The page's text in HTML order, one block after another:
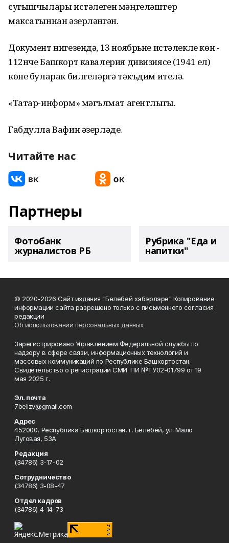
сугышчылары истәлеген мәңгеләштерү
максатыннан әзерләнгән.
Документ нигезендә, 13 ноябрьне истәлекле көн -
112нче Башкорт кавалерия дивизиясе (1941 ел)
көне буларак билгеләргә тәкъдим ителә.
«Татар-информ» мәгълүмат агентлыгы.
Габдулла Вафин әзерләде.
Читайте нас
Партнеры
Фотобанк
журналистов РБ
Рубрика "Еда и
напитки"
© 2020-2026 Сайт издания "Белебей хэбэрлэре" Копирование
информации сайта разрешено только с письменного согласия
редакции
Об использовании персональных данных
Зарегистрировано Управлением Федеральной службы по
надзору в сфере связи, информационных технологий и
массовых коммуникаций по Республике Башкортостан.
Свидетельство о регистрации СМИ: ПИ №ТУ02-01799 от 19
мая 2025 г.
Эл. почта
7belizv@gmail.com
Адрес
452000, Республика Башкортостан, г. Белебей, ул. Мало
Луговая, 53А
Редакция
(34786) 3-17-02
Сотрудничество
(34786) 3-08-47
Отдел кадров
(34786) 4-14-73